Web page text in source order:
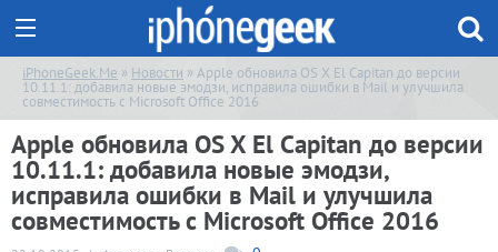
iPhoneGeek.Me » Новости » Apple обновила OS X El Capitan до версии
10.11.1: добавила новые эмодзи, исправила ошибки в Mail и улучшила
совместимость с Microsoft Office 2016
Apple обновила OS X El Capitan до версии
10.11.1: добавила новые эмодзи,
исправила ошибки в Mail и улучшила
совместимость с Microsoft Office 2016